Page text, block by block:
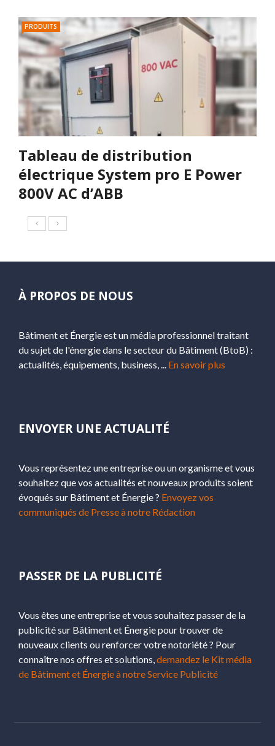
PRODUITS
Tableau de distribution
électrique System pro E Power
800V AC d’ABB
À PROPOS DE NOUS
Bâtiment et Énergie est un média professionnel traitant
du sujet de l'énergie dans le secteur du Bâtiment (BtoB) :
actualités, équipements, business, ... En savoir plus
ENVOYER UNE ACTUALITÉ
Vous représentez une entreprise ou un organisme et vous
souhaitez que vos actualités et nouveaux produits soient
évoqués sur Bâtiment et Énergie ? Envoyez vos
communiqués de Presse à notre Rédaction
PASSER DE LA PUBLICITÉ
Vous êtes une entreprise et vous souhaitez passer de la
publicité sur Bâtiment et Énergie pour trouver de
nouveaux clients ou renforcer votre notoriété ? Pour
connaître nos offres et solutions,demandez le Kit média
de Bâtiment et Énergie à notre Service Publicité